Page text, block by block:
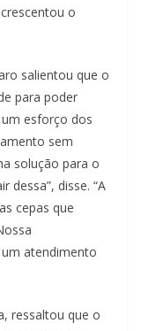
o
salientou que o
para poder
esforço dos
sem
solução para o
dessa”, disse. “A
cepas que
atendimento
ressaltou que o